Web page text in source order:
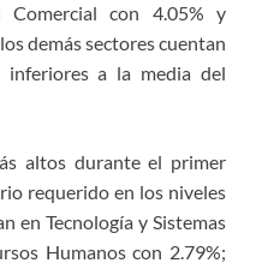
con 4.05% y
demás sectores cuentan
inferiores a la media del
altos durante el primer
requerido en los niveles
en Tecnología y Sistemas
Humanos con 2.79%;